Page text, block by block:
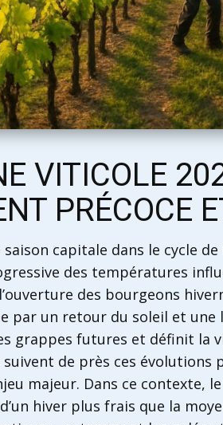
VITICOLE
PRÉCOCE
capitale dans le cycle
des températures
des bourgeons
par un retour du soleil et
grappes futures et définit la
de près ces
majeur. Dans ce
hiver plus frais que la